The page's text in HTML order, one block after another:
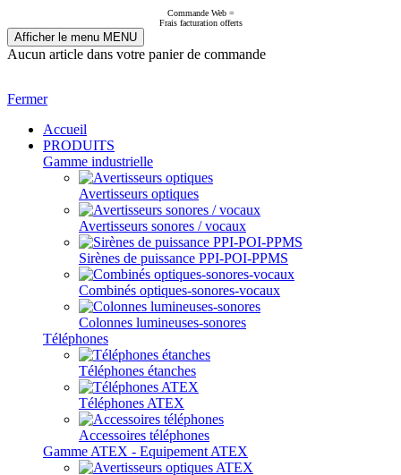
Commande Web =
Frais facturation offerts
Afficher le menu MENU
Aucun article dans votre panier de commande
Fermer
Accueil
PRODUITS
Gamme industrielle
Avertisseurs optiques
Avertisseurs sonores / vocaux
Sirènes de puissance PPI-POI-PPMS
Combinés optiques-sonores-vocaux
Colonnes lumineuses-sonores
Téléphones
Téléphones étanches
Téléphones ATEX
Accessoires téléphones
Gamme ATEX - Equipement ATEX